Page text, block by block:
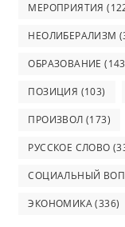
МЕРОПРИЯТИЯ
НЕОЛИБЕРАЛИЗМ
ОБРАЗОВАНИЕ
ПОЗИЦИЯ (103)
ПРОИЗВОЛ (173)
РУССКОЕ СЛОВО
СОЦИАЛЬНЫЙ
ЭКОНОМИКА(336)